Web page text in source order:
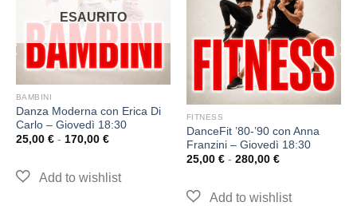
ESAURITO
BAMBINI
Danza Moderna con Erica Di
Carlo – Giovedì 18:30
25,00 € - 170,00 €
FITNESS
DanceFit ’80-’90 con Anna
Franzini – Giovedì 18:30
25,00 € - 280,00 €